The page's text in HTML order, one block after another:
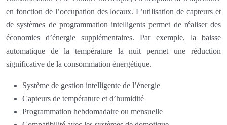
en fonction de l’occupation des locaux. L’utilisation de capteurs et
de systèmes de programmation intelligents permet de réaliser des
économies d’énergie supplémentaires. Par exemple, la baisse
automatique de la température la nuit permet une réduction
significative de la consommation énergétique.
Système de gestion intelligente de l’énergie
Capteurs de température et d’humidité
Programmation hebdomadaire ou mensuelle